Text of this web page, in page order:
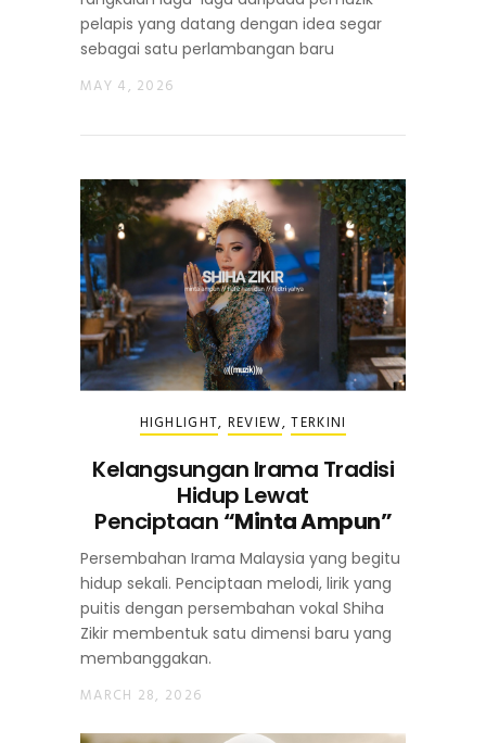
pelapis yang datang dengan idea segar
sebagai satu perlambangan baru
MAY 4, 2026
HIGHLIGHT, REVIEW,TERKINI
Kelangsungan Irama Tradisi
Hidup Lewat
Penciptaan “Minta Ampun”
Persembahan Irama Malaysia yang begitu
hidup sekali. Penciptaan melodi, lirik yang
puitis dengan persembahan vokal Shiha
Zikir membentuk satu dimensi baru yang
membanggakan.
MARCH 28, 2026